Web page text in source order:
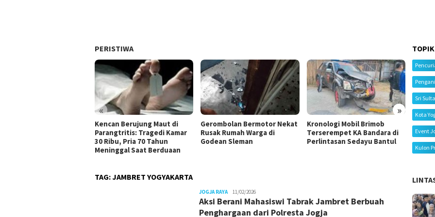
PERISTIWA
« »
Kencan Berujung Maut di
Parangtritis: Tragedi Kamar
30 Ribu, Pria 70 Tahun
Meninggal Saat Berduaan
Gerombolan Bermotor Nekat
Rusak Rumah Warga di
Godean Sleman
Kronologi Mobil Brimob
Terserempet KA Bandara di
Perlintasan Sedayu Bantul
Tiga
Ibu
TAG:JAMBRET YOGYAKARTA
JOGJA RAYAJuno11/02/2026
Aksi Berani Mahasiswi Tabrak Jambret Berbuah
Penghargaan dari Polresta Jogja
Sri
Kota
Event
Kulon